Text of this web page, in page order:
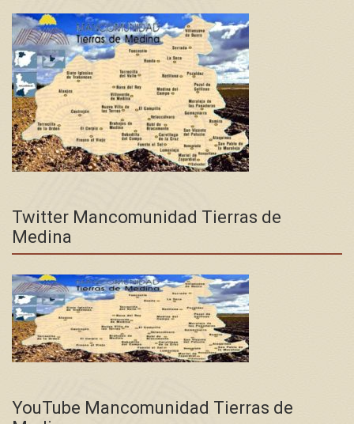
Twitter Mancomunidad Tierras de
Medina
YouTube Mancomunidad Tierras de